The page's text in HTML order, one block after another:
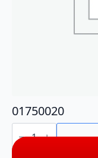
01750020
01750020
adet